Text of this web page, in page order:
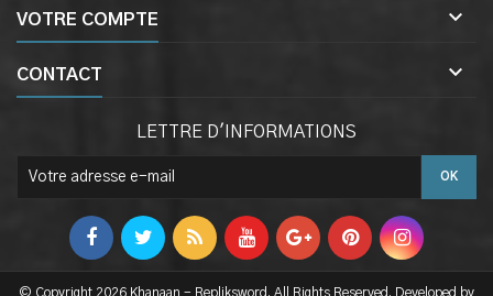
VOTRE COMPTE 
CONTACT 
LETTRE D'INFORMATIONS
© Copyright 2026 Khanaan - Repliksword. All Rights Reserved. Developed by